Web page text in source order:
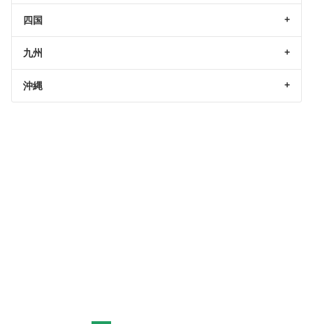
四国
九州
沖縄